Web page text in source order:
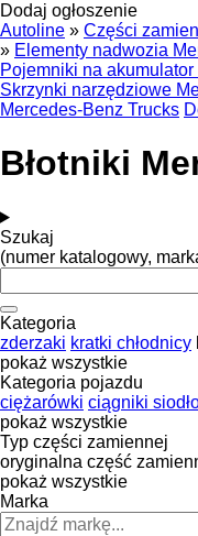
Dodaj ogłoszenie
Autoline » Części
» Elementy nadwozia
Pojemniki na
Skrzynki narzędziowe
Mercedes-Benz Trucks
Błotniki
Szukaj
(numer katalogowy,
Kategoria
zderzaki kratki chłodnicy
pokaż wszystkie
Kategoria pojazdu
ciężarówki ciągniki
pokaż wszystkie
Typ części zamiennej
oryginalna część
pokaż wszystkie
Marka